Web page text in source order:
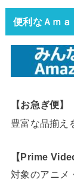
便利なＡｍ
【お急ぎ便】
豊富な品揃え
【Prime
対象のアニメ